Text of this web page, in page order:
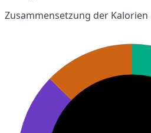
Zusammensetzung der Kalorien